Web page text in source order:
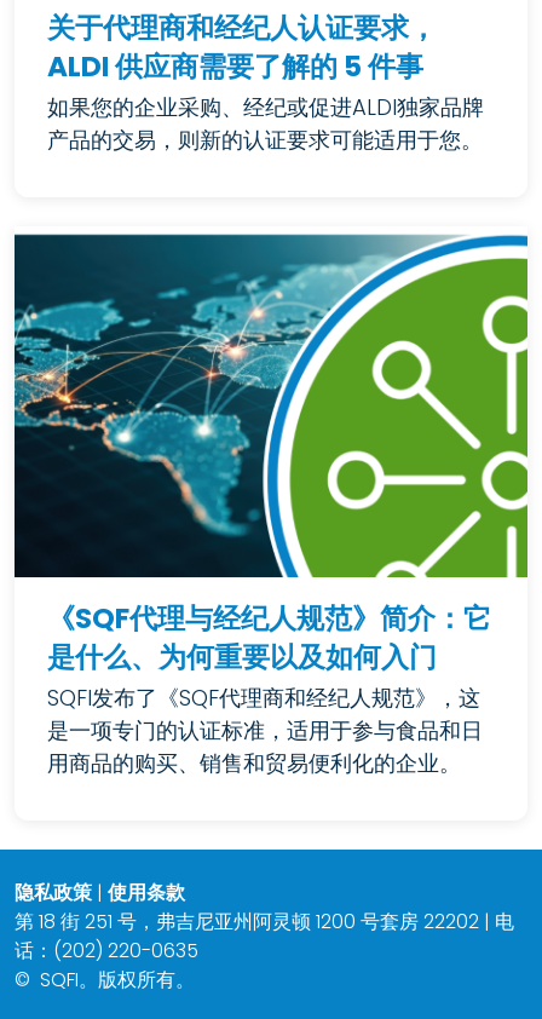
关于代理商和经纪人认证要求，
ALDI 供应商需要了解的 5 件事
如果您的企业采购、经纪或促进ALDI独家品牌
产品的交易，则新的认证要求可能适用于您。
《SQF代理与经纪人规范》简介：它
是什么、为何重要以及如何入门
SQFI发布了《SQF代理商和经纪人规范》，这
是一项专门的认证标准，适用于参与食品和日
用商品的购买、销售和贸易便利化的企业。
隐私政策 | 使用条款
第 18 街 251 号，弗吉尼亚州阿灵顿 1200 号套房 22202 | 电
话：(202) 220-0635
© SQFI。版权所有。